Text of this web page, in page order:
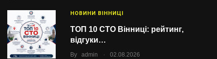
НОВИНИ ВІННИЦІ
ТОП 10 СТО Вінниці: рейтинг,
відгуки…
By admin . 02.08.2026